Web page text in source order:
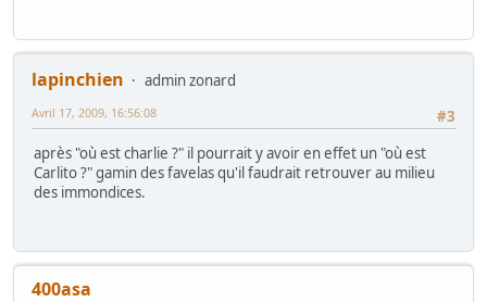
lapinchien
admin zonard
#3
Avril 17, 2009, 16:56:08
après "où est charlie ?" il pourrait y avoir en effet un "où est
Carlito ?" gamin des favelas qu'il faudrait retrouver au milieu
des immondices.
400asa